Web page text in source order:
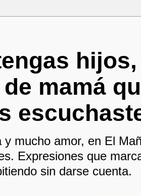
mamá
y mucho amor, en El
Expresiones que
sin darse cuenta.